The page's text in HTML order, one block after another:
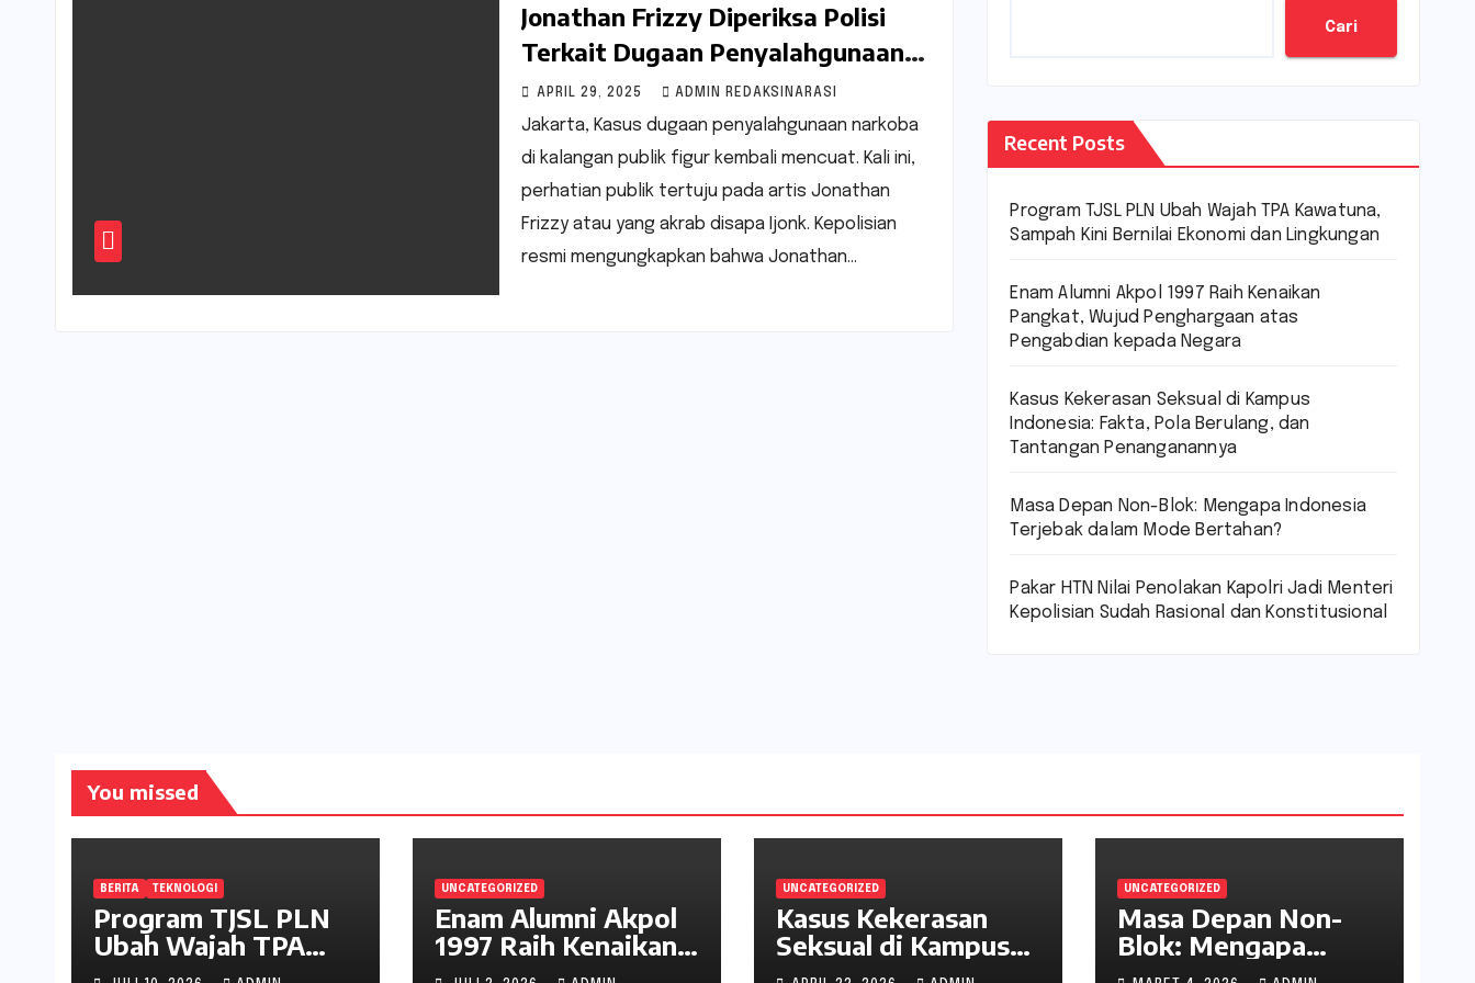
Jonathan Frizzy Diperiksa Polisi
Terkait Dugaan Penyalahgunaan
Narkoba dalam Rokok Elektrik
APRIL 29, 2025 ADMIN REDAKSINARASI
Jakarta, Kasus dugaan penyalahgunaan narkoba
di kalangan publik figur kembali mencuat. Kali ini,
perhatian publik tertuju pada artis Jonathan
Frizzy atau yang akrab disapa Ijonk. Kepolisian
resmi mengungkapkan bahwa Jonathan…
Cari
Recent Posts
Program TJSL PLN Ubah Wajah TPA Kawatuna,
Sampah Kini Bernilai Ekonomi dan Lingkungan
Enam Alumni Akpol 1997 Raih Kenaikan
Pangkat, Wujud Penghargaan atas
Pengabdian kepada Negara
Kasus Kekerasan Seksual di Kampus
Indonesia: Fakta, Pola Berulang, dan
Tantangan Penanganannya
Masa Depan Non-Blok: Mengapa Indonesia
Terjebak dalam Mode Bertahan?
Pakar HTN Nilai Penolakan Kapolri Jadi Menteri
Kepolisian Sudah Rasional dan Konstitusional
You missed
BERITA TEKNOLOGI
Program TJSL PLN
Ubah Wajah TPA
Kawatuna, Sampah
UNCATEGORIZED
Enam Alumni Akpol
1997 Raih Kenaikan
Pangkat, Wujud
UNCATEGORIZED
Kasus Kekerasan
Seksual di Kampus
Indonesia: Fakta,
UNCATEGORIZED
Masa Depan Non-
Blok: Mengapa
Indonesia Terjebak